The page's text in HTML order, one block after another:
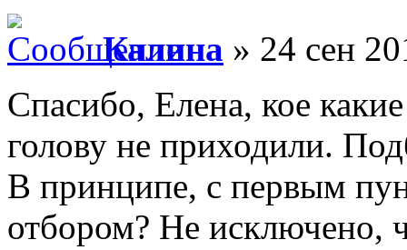
Калина » 24 сен
Спасибо, Елена, кое
голову не приходили.
В принципе, с первым
отбором? Не исключено,